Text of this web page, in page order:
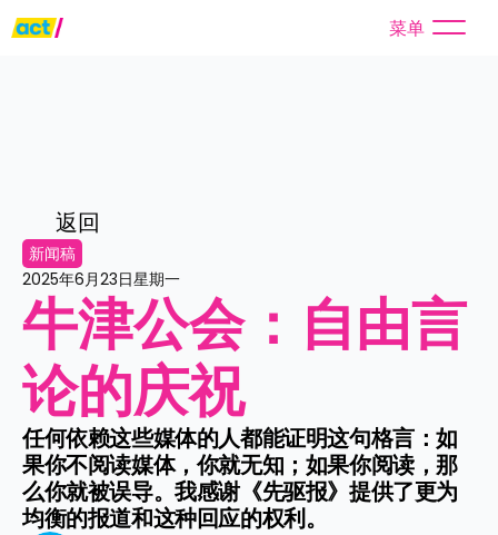
菜单
返回
新闻稿
2025年6月23日星期一
牛津公会：自由言
论的庆祝
任何依赖这些媒体的人都能证明这句格言：如
果你不阅读媒体，你就无知；如果你阅读，那
么你就被误导。我感谢《先驱报》提供了更为
均衡的报道和这种回应的权利。